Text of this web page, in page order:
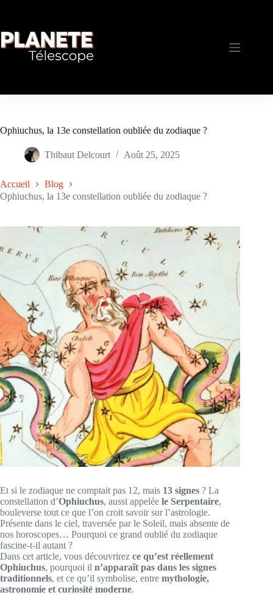
Ophiuchus, la 13e constellation oubliée du zodiaque ?
Thibaut Delcourt Août 25, 2025
Accueil
Blog
Ophiuchus, la 13e constellation oubliée du zodiaque ?
Et si le zodiaque ne comptait pas 12, mais 13 signes ? La
constellation d’Ophiuchus, aussi appelée le Serpentaire,
bouleverse tout ce que l’on croit savoir sur l’astrologie.
Présente dans le ciel, traversée par le Soleil, mais absente de
nos horoscopes… Pourquoi ce grand oublié du zodiaque
fascine-t-il autant ?
Dans cet article, vous découvrirez ce qu’est réellement
Ophiuchus, pourquoi il n’apparaît pas dans les signes
traditionnels, et ce qu’il symbolise, entre mythologie,
astronomie et curiosité moderne.